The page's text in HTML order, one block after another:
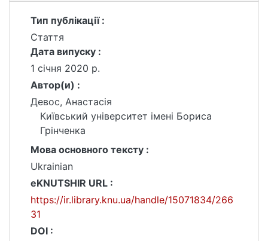
Тип публікації :
Стаття
Дата випуску :
1 січня 2020 р.
Автор(и) :
Девос, Анастасія
Київський університет імені Бориса
Грінченка
Мова основного тексту :
Ukrainian
eKNUTSHIR URL :
https://ir.library.knu.ua/handle/15071834/266
31
DOI :